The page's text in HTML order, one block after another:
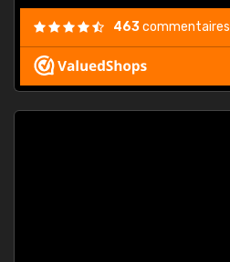
463commentaires